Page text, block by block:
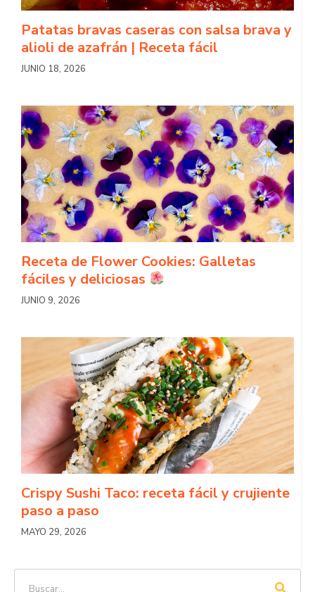
Patatas bravas caseras con salsa brava y
alioli de azafrán | Receta fácil
JUNIO 18, 2026
Receta de Flower Cookies: Galletas
fáciles y deliciosas
JUNIO 9, 2026
Crispy Sushi Taco: receta fácil y crujiente
paso a paso
MAYO 29, 2026